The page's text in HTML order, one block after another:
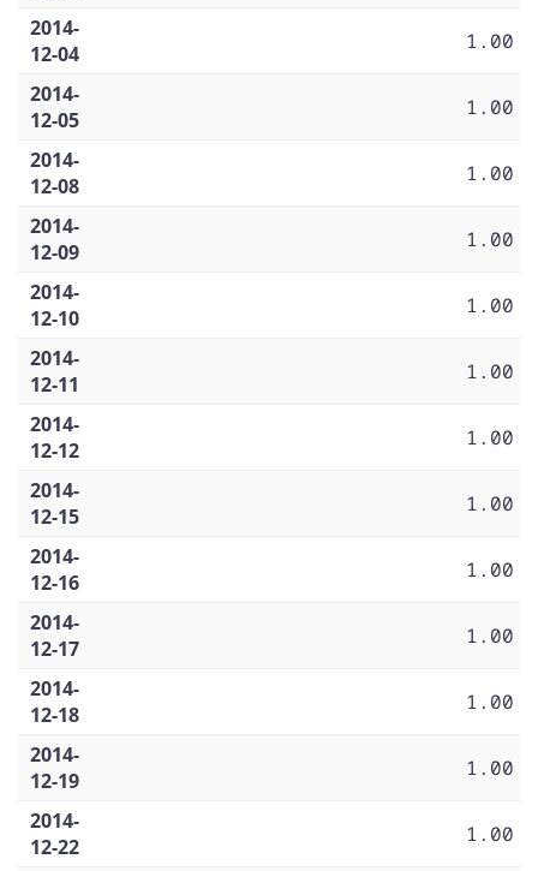
2014-
12-04
1.00
2014-
12-05
1.00
2014-
12-08
1.00
2014-
12-09
1.00
2014-
12-10
1.00
2014-
12-11
1.00
2014-
12-12
1.00
2014-
12-15
1.00
2014-
12-16
1.00
2014-
12-17
1.00
2014-
12-18
1.00
2014-
12-19
1.00
2014-
12-22
1.00